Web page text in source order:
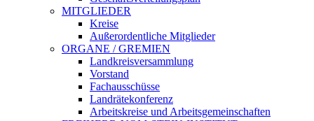
MITGLIEDER
Kreise
Außerordentliche Mitglieder
ORGANE / GREMIEN
Landkreisversammlung
Vorstand
Fachausschüsse
Landrätekonferenz
Arbeitskreise und Arbeitsgemeinschaften